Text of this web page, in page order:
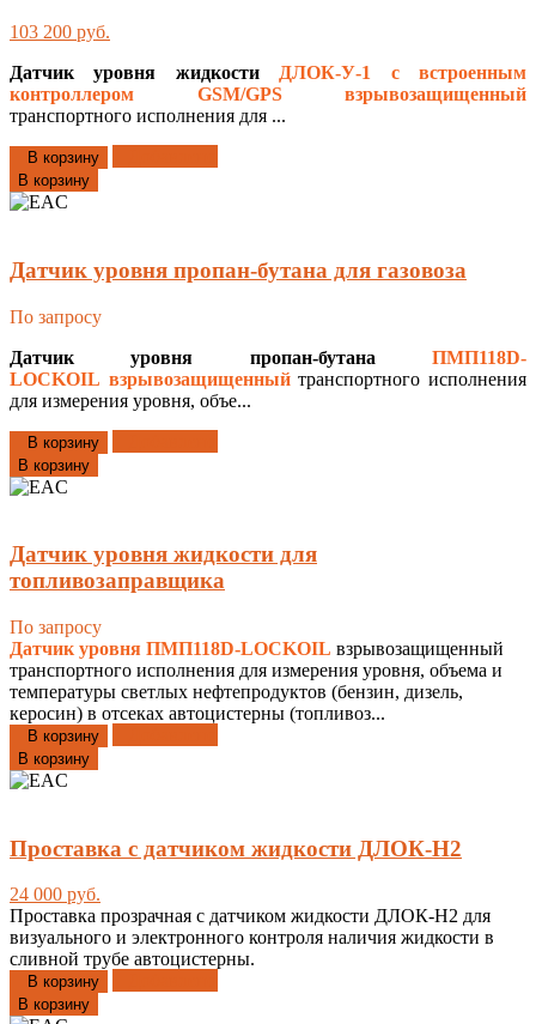
103 200 руб.
Датчик уровня жидкости
ДЛОК-У-1 с встроенным
контроллером GSM/GPS
взрывозащищенный
транспортного исполнения для ...
В корзину
В корзину
Датчик уровня пропан-бутана для газовоза
По запросу
Датчик уровня пропан-бутана ПМП118D-
LOCKOIL взрывозащищенныйтранспортного исполнения
для измерения уровня, объе...
В корзину
В корзину
Датчик уровня жидкости для
топливозаправщика
По запросу
Датчик уровня ПМП118D-LOCKOIL взрывозащищенный
транспортного исполнения для измерения уровня, объема и
температуры светлых нефтепродуктов (бензин, дизель,
керосин) в отсеках автоцистерны (топливоз...
В корзину
В корзину
Проставка с датчиком жидкости ДЛОК-Н2
24 000 руб.
Проставка прозрачная с датчиком жидкости ДЛОК-Н2 для
визуального и электронного контроля наличия жидкости в
сливной трубе автоцистерны.
В корзину
В корзину